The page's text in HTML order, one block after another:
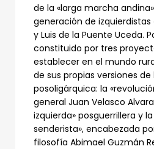
de la «larga marcha
generación de
y Luis de la Puente Uceda.
constituido por tres
establecer en el mundo
de sus propias versiones
posoligárquica: la
general Juan Velasco
izquierda» posguerrillera y
senderista», encabezada
filosofía Abimael Guzmán